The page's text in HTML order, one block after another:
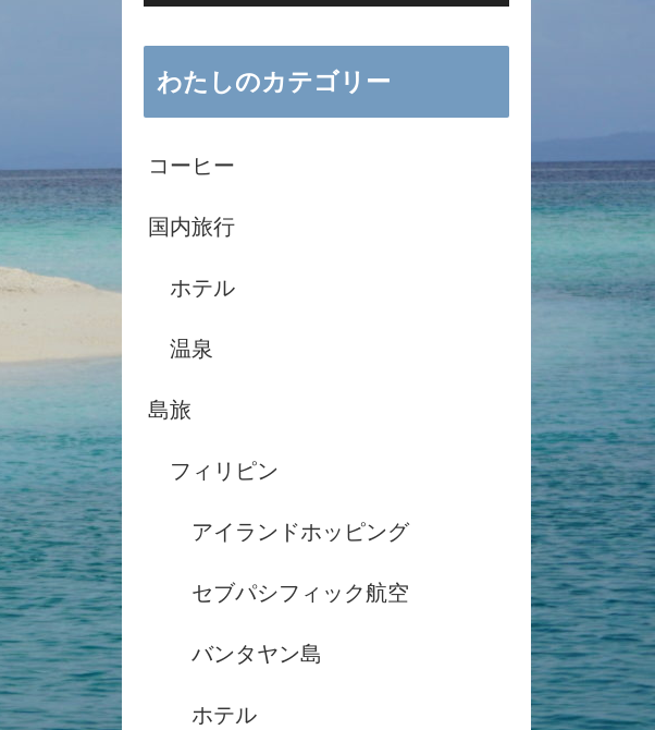
ー
わたしのカテゴリー
コーヒー
国内旅行
ホテル
温泉
島旅
フィリピン
アイランドホッピング
セブパシフィック航空
バンタヤン島
ホテル